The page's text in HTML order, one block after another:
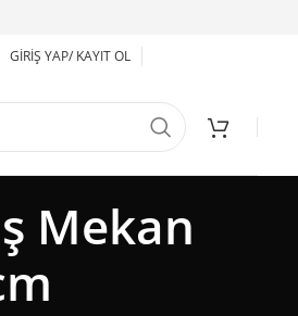
GIRIŞ YAP/ KAYIT OL
Mekan